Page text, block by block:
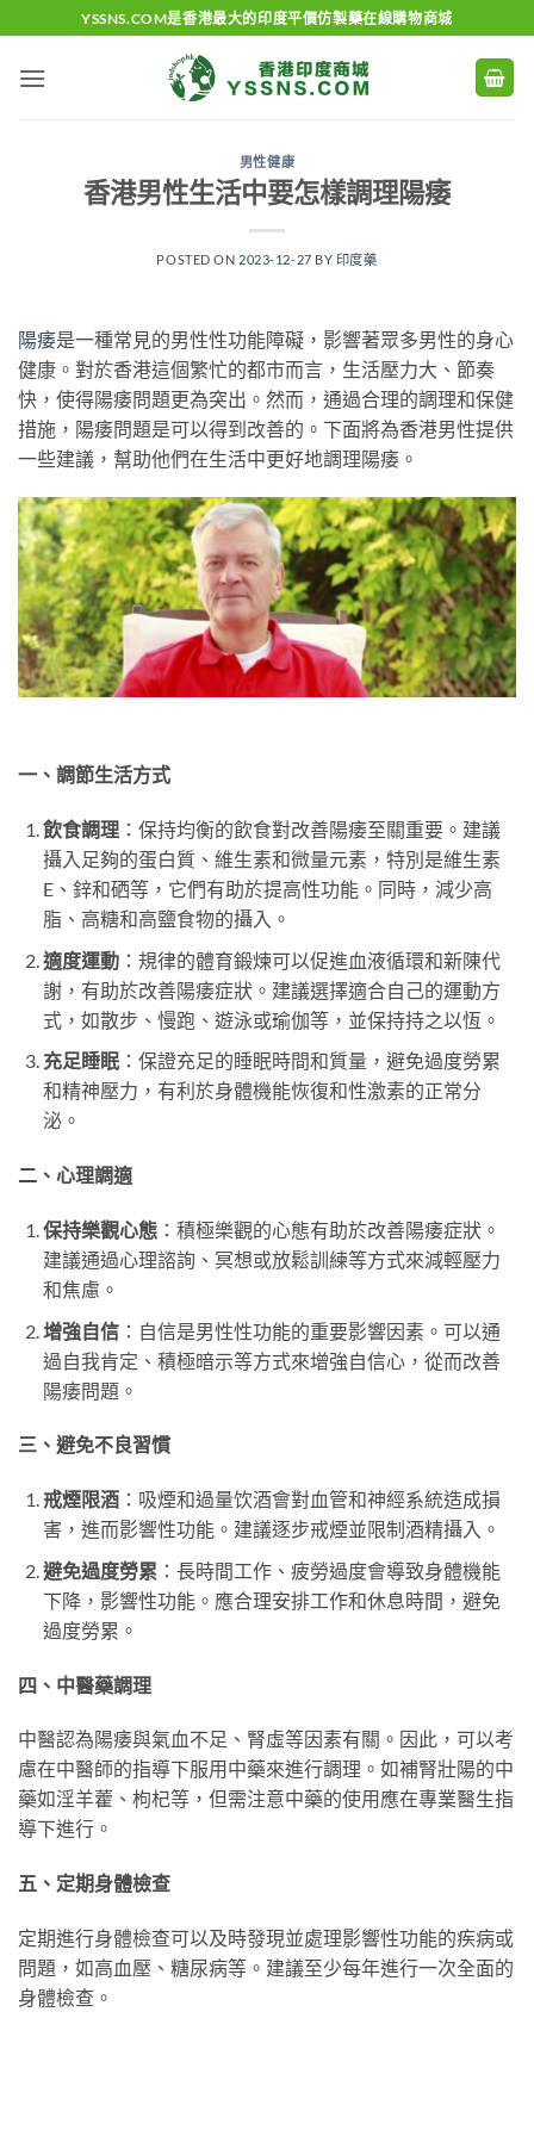
to
content
YSSNS.COM是香港最大的印度平價仿製藥在線購物商城
男性健康
香港男性生活中要怎樣調理陽痿
POSTED ON 2023-12-27 BY 印度藥
陽痿是一種常見的男性性功能障礙，影響著眾多男性的身心
健康。對於香港這個繁忙的都市而言，生活壓力大、節奏
快，使得陽痿問題更為突出。然而，通過合理的調理和保健
措施，陽痿問題是可以得到改善的。下面將為香港男性提供
一些建議，幫助他們在生活中更好地調理陽痿。
一、調節生活方式
飲食調理：保持均衡的飲食對改善陽痿至關重要。建議
攝入足夠的蛋白質、維生素和微量元素，特別是維生素
E、鋅和硒等，它們有助於提高性功能。同時，減少高
脂、高糖和高鹽食物的攝入。
適度運動：規律的體育鍛煉可以促進血液循環和新陳代
謝，有助於改善陽痿症狀。建議選擇適合自己的運動方
式，如散步、慢跑、遊泳或瑜伽等，並保持持之以恆。
充足睡眠：保證充足的睡眠時間和質量，避免過度勞累
和精神壓力，有利於身體機能恢復和性激素的正常分
泌。
二、心理調適
保持樂觀心態：積極樂觀的心態有助於改善陽痿症狀。
建議通過心理諮詢、冥想或放鬆訓練等方式來減輕壓力
和焦慮。
增強自信：自信是男性性功能的重要影響因素。可以通
過自我肯定、積極暗示等方式來增強自信心，從而改善
陽痿問題。
三、避免不良習慣
戒煙限酒：吸煙和過量饮酒會對血管和神經系統造成損
害，進而影響性功能。建議逐步戒煙並限制酒精攝入。
避免過度勞累 ：長時間工作、疲勞過度會導致身體機能
下降，影響性功能。應合理安排工作和休息時間，避免
過度勞累。
四、中醫藥調理
中醫認為陽痿與氣血不足、腎虛等因素有關。因此，可以考
慮在中醫師的指導下服用中藥來進行調理。如補腎壯陽的中
藥如淫羊藿、枸杞等，但需注意中藥的使用應在專業醫生指
導下進行。
五、定期身體檢查
定期進行身體檢查可以及時發現並處理影響性功能的疾病或
問題，如高血壓、糖尿病等。建議至少每年進行一次全面的
身體檢查。